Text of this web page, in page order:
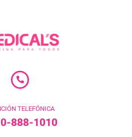
TELEFÓNICA
888-1010